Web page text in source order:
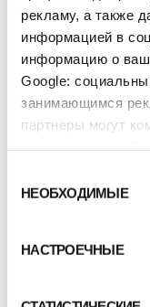
рекламу, а также
информацией в
информацию о
Google:
занимающимся
партнеры могут
вами их сервисов.
согласия
НЕОБХОДИМЫЕ
НАСТРОЕЧНЫЕ